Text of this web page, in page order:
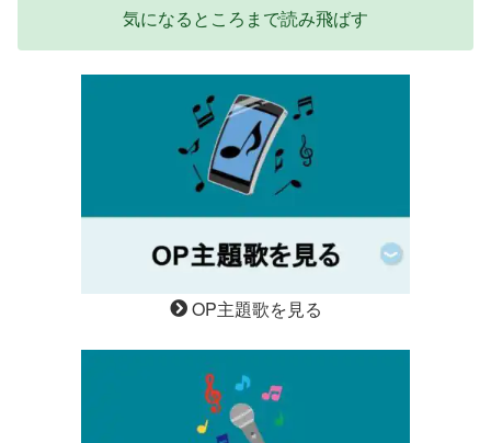
気になるところまで読み飛ばす
OP主題歌を見る